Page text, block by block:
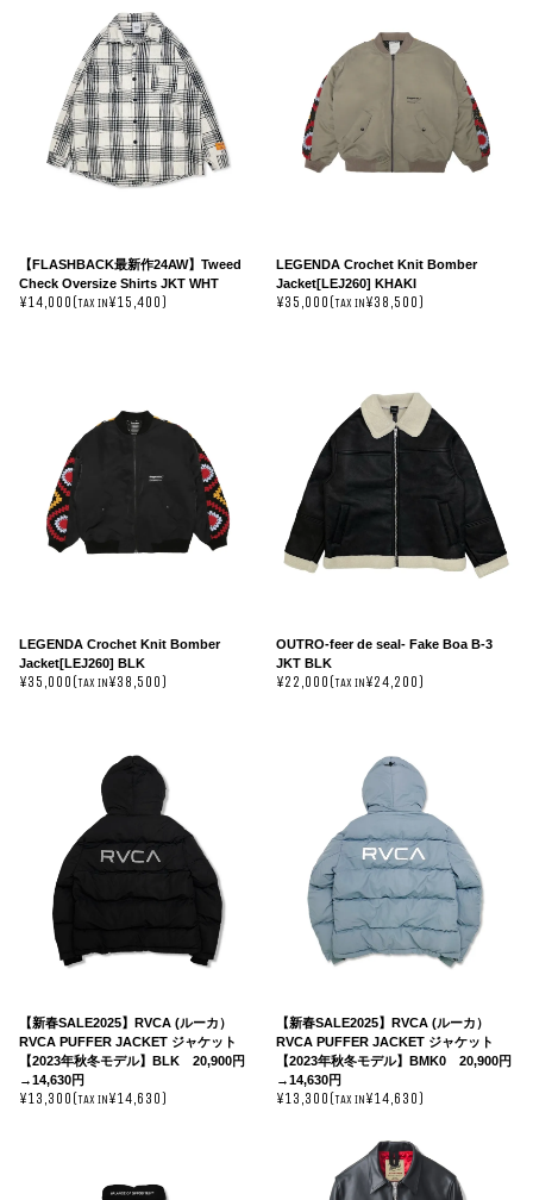
【FLASHBACK最新作24AW】Tweed
Check Oversize Shirts JKT WHT
¥14,000(TAX IN¥15,400)
LEGENDA Crochet Knit Bomber
Jacket[LEJ260] KHAKI
¥35,000(TAX IN¥38,500)
LEGENDA Crochet Knit Bomber
Jacket[LEJ260] BLK
¥35,000(TAX IN¥38,500)
OUTRO-feer de seal- Fake Boa B-3
JKT BLK
¥22,000(TAX IN¥24,200)
【新春SALE2025】RVCA (ルーカ）
RVCA PUFFER JACKET ジャケット
【2023年秋冬モデル】BLK 20,900円
→14,630円
¥13,300(TAX IN¥14,630)
【新春SALE2025】RVCA (ルーカ）
RVCA PUFFER JACKET ジャケット
【2023年秋冬モデル】BMK0 20,900円
→14,630円
¥13,300(TAX IN¥14,630)